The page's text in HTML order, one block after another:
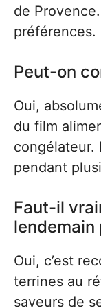
de
préférences.
Peut-on
Oui,
du film
congélateur.
pendant
Faut-il
lendemain
Oui, c’est
terrines au
saveurs de